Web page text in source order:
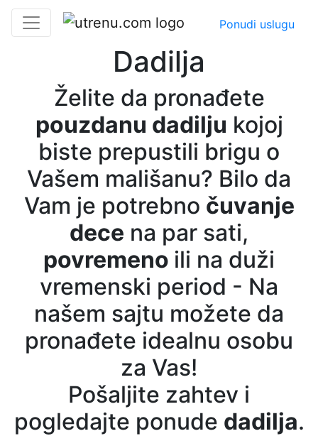
Ponudi uslugu
Dadilja
Želite da pronađete
pouzdanu dadilju kojoj
biste prepustili brigu o
Vašem mališanu? Bilo da
Vam je potrebno čuvanje
dece na par sati,
povremeno ili na duži
vremenski period - Na
našem sajtu možete da
pronađete idealnu osobu
za Vas!
Pošaljite zahtev i
pogledajte ponude dadilja.